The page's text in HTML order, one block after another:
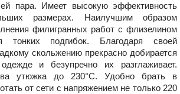
пара. Имеет высокую эффективность
размерах. Наилучшим образом
филигранных работ с флизелином
тонких подгибок. Благодаря своей
скольжению прекрасно добирается
и безупречно их разглаживает.
утюжка до 230°C. Удобно брать в
от сети с напряжением не только 220